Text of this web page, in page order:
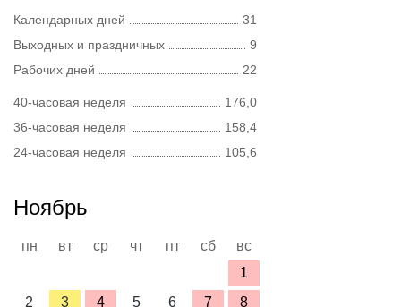
Календарных дней
31
Выходных и праздничных
9
Рабочих дней
22
40-часовая неделя
176,0
36-часовая неделя
158,4
24-часовая неделя
105,6
Ноябрь
пн вт ср чт пт сб
вс
1
2
3 4 5 6 7 8